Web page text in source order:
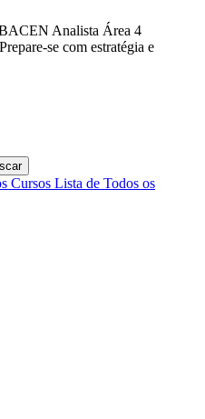
Analista Área 4
se com estratégia e
Cursos Lista de Todos os